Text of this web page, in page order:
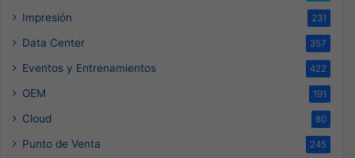
Impresión 231
Data Center 357
Eventos y Entrenamientos 422
OEM 191
Cloud 80
Punto de Venta 245